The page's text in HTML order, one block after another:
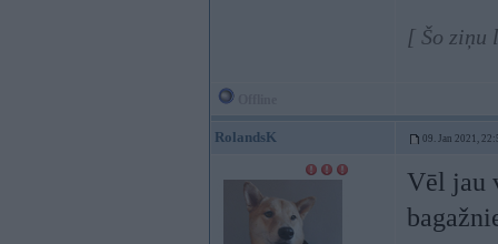
[ Šo ziņu
RolandsK 09. Jan 2021,
Vēl jau